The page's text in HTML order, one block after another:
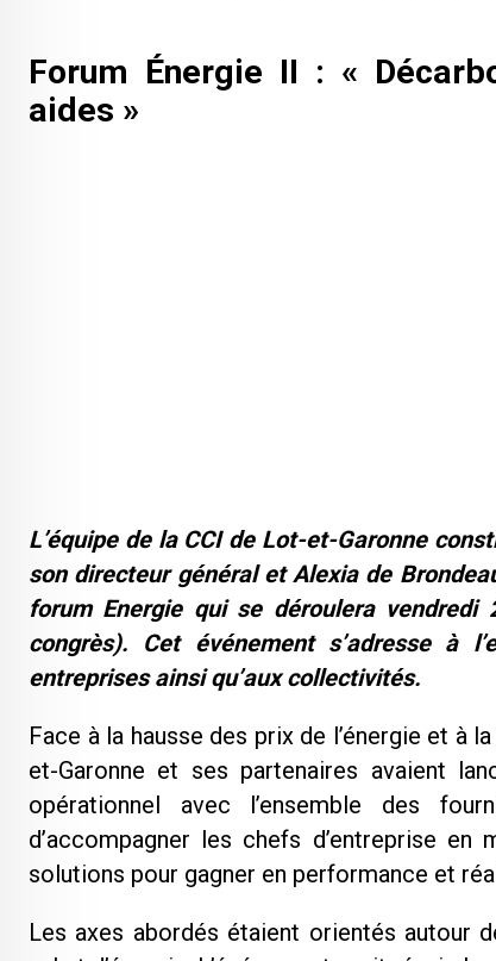
Forum Énergie II : «
aides »
L’équipe de la CCI de Lot-et-Garonne
son directeur général et Alexia de
forum Energie qui se déroulera vendredi
congrès). Cet événement s’adresse à
entreprises ainsi qu’aux collectivités.
Face à la hausse des prix de l’énergie et à
et-Garonne et ses partenaires avaient
opérationnel avec l’ensemble des
d’accompagner les chefs d’entreprise
solutions pour gagner en performance et
Les axes abordés étaient orientés autour